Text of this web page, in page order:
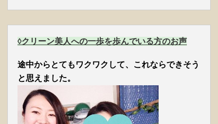
◊クリーン美人への一歩を歩んでいる方のお声
途中からとてもワクワクして、これならできそう
と思えました。